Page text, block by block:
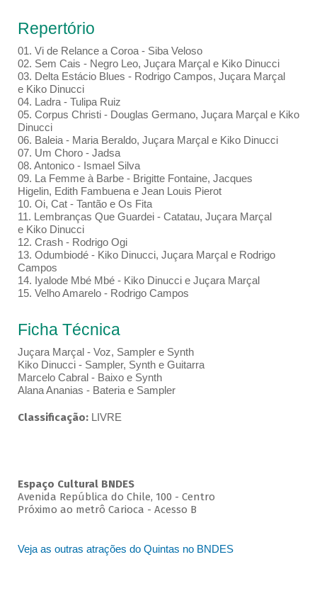
Repertório
01. Vi de Relance a Coroa - Siba Veloso
02. Sem Cais - Negro Leo, Juçara Marçal e Kiko Dinucci
03. Delta Estácio Blues - Rodrigo Campos, Juçara Marçal
e Kiko Dinucci
04. Ladra - Tulipa Ruiz
05. Corpus Christi - Douglas Germano, Juçara Marçal e Kiko
Dinucci
06. Baleia - Maria Beraldo, Juçara Marçal e Kiko Dinucci
07. Um Choro - Jadsa
08. Antonico - Ismael Silva
09. La Femme à Barbe - Brigitte Fontaine, Jacques
Higelin, Edith Fambuena e Jean Louis Pierot
10. Oi, Cat - Tantão e Os Fita
11. Lembranças Que Guardei - Catatau, Juçara Marçal
e Kiko Dinucci
12. Crash - Rodrigo Ogi
13. Odumbiodé - Kiko Dinucci, Juçara Marçal e Rodrigo
Campos
14. Iyalode Mbé Mbé - Kiko Dinucci e Juçara Marçal
15. Velho Amarelo - Rodrigo Campos
Ficha Técnica
Juçara Marçal - Voz, Sampler e Synth
Kiko Dinucci - Sampler, Synth e Guitarra
Marcelo Cabral - Baixo e Synth
Alana Ananias - Bateria e Sampler
Classificação: LIVRE
Espaço Cultural BNDES
Avenida República do Chile, 100 - Centro
Próximo ao metrô Carioca - Acesso B
Veja as outras atrações do Quintas no BNDES